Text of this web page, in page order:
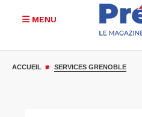
MENU
ACCUEIL SERVICES GRENOBLE